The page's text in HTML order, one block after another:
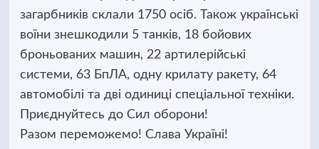
загарбників склали 1750 осіб. Також українські
воїни знешкодили 5 танків, 18 бойових
броньованих машин, 22 артилерійські
системи, 63 БпЛА, одну крилату ракету, 64
автомобілі та дві одиниці спеціальної техніки.
Приєднуйтесь до Сил оборони!
Разом переможемо! Слава Україні!